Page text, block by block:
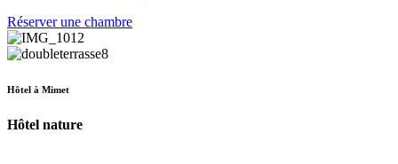
Réserver une chambre
Hôtel à Mimet
Hôtel nature